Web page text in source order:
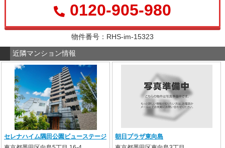
0120-905-980
物件番号：RHS-im-15323
近隣マンション情報
セレナハイム隅田公園ビューステージ
朝日プラザ東向島